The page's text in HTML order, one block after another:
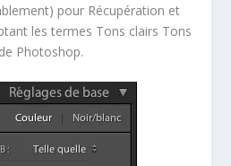
pour Récupération et
les termes Tons clairs Tons
Photoshop.